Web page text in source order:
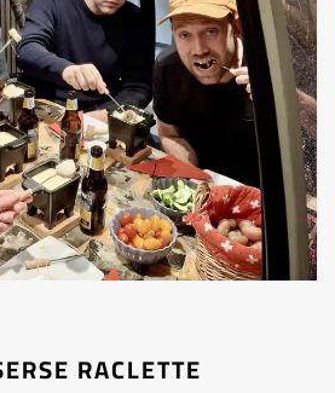
RACLETTE